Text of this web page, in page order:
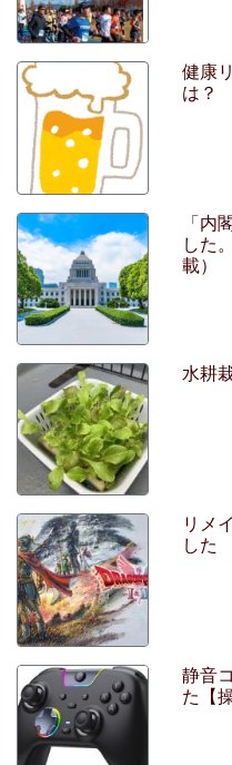
健康
は？
「内
した
載）
水耕
リメ
した
静音
た【